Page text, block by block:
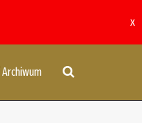
x
Archiwum